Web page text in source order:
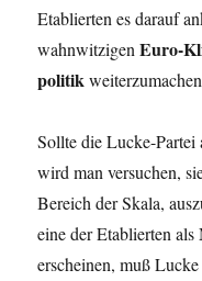
Etablierten es darauf
wahnwitzigenEuro-
politik
Sollte die Lucke-Partei
wird man versuchen,
Bereich der Skala,
eine der Etablierten
erscheinen, muß